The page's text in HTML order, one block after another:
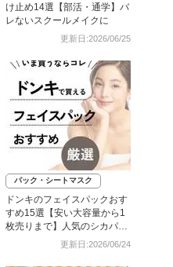
け止め14選【部活・通学】バ
レないスクールメイクに
更新日:2026/06/25
パック・シートマスク
ドンキのフェイスパックおす
すめ15選【安い大容量から1
枚売りまで】人気のシカパッ
更新日:2026/06/24